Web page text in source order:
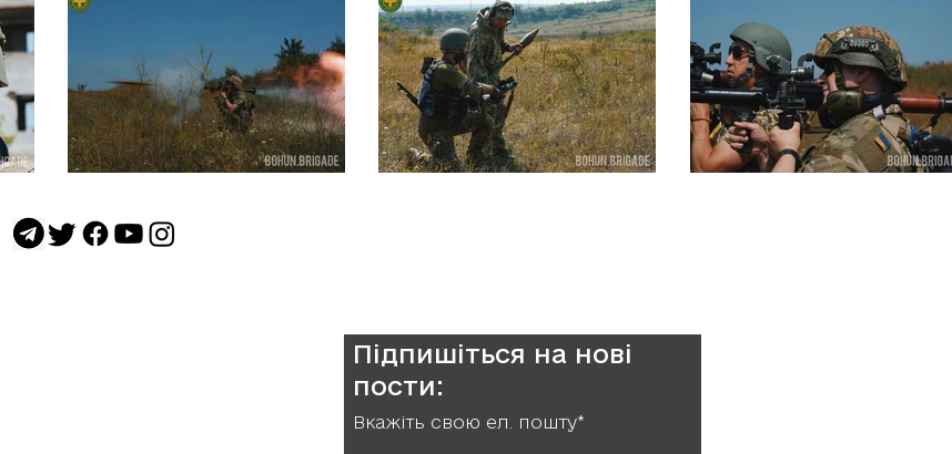
Підпишіться на нові
пости:
Вкажіть свою ел. пошту*